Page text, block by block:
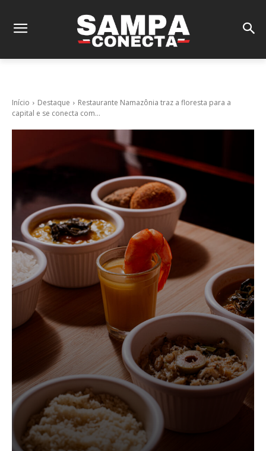
Início Destaque
Restaurante Namazônia traz a floresta para a
capital e se conecta com...